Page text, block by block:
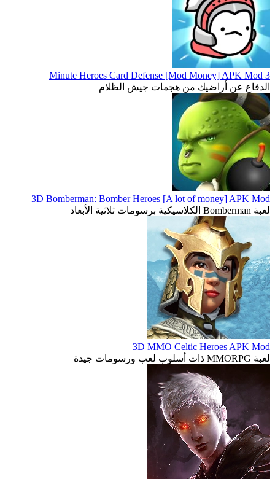
3 Minute Heroes Card Defense [Mod Money] APK Mod
الدفاع عن أراضيك من هجمات جيش الظلام
3D Bomberman: Bomber Heroes [A lot of money] APK Mod
لعبة Bomberman الكلاسيكية برسومات ثلاثية الأبعاد
3D MMO Celtic Heroes APK Mod
لعبة MMORPG ذات أسلوب لعب ورسومات جيدة